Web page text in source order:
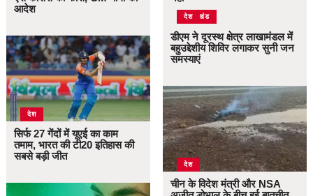
आदेश
देश
सिर्फ 27 गेंदों में यूएई का काम
तमाम, भारत की टी20 इतिहास की
सबसे बड़ी जीत
उत्तराखंड
देश
डीएम ने दूरस्थ क्षेत्र लाखामंडल में
बहुउद्देशीय शिविर लगाकर सुनी जन
समस्याएं
देश
चीन के विदेश मंत्री और NSA